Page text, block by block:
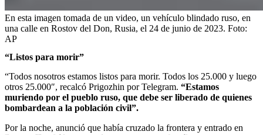
En esta imagen tomada de un video, un vehículo blindado ruso, en
una calle en Rostov del Don, Rusia, el 24 de junio de 2023. Foto:
AP
“Listos para morir”
“Todos nosotros estamos listos para morir. Todos los 25.000 y luego
otros 25.000″, recalcó Prigozhin por Telegram. “Estamos
muriendo por el pueblo ruso, que debe ser liberado de quienes
bombardean a la población civil”.
Por la noche, anunció que había cruzado la frontera y entrado en